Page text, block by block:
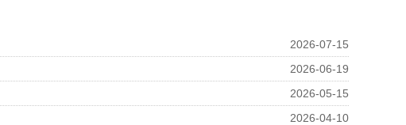
2026-07-15
2026-06-19
2026-05-15
2026-04-10